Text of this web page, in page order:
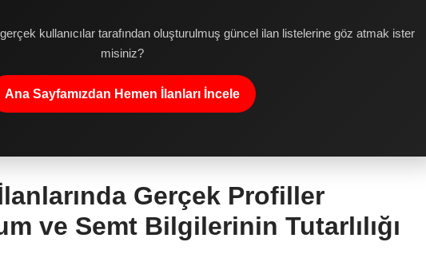
kullanıcılar tarafından oluşturulmuş güncel ilan listelerine göz atmak ister
misiniz?
Ana Sayfamızdan Hemen İlanları İncele
Gerçek Profiller
ve Semt Bilgilerinin Tutarlılığı